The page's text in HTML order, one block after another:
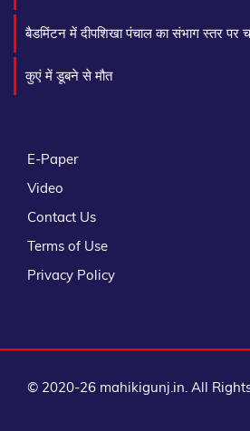
बैडमिंटन में दीपशिखा पंचाल का संभाग स्तर पर
कुएं में डूबने से मौत
E-Paper
Video
Contact Us
Terms of Use
Privacy Policy
© 2020-26 mahikigunj.in. All